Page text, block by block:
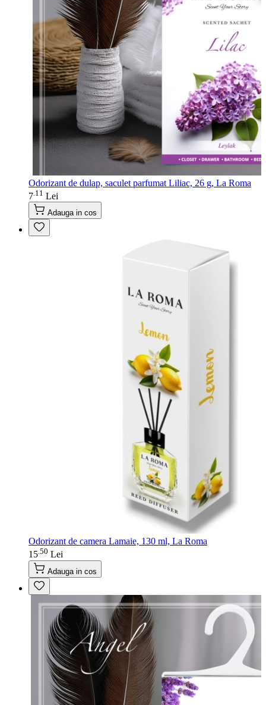
Odorizant de dulap, saculet parfumat Liliac, 26 g, La Roma
7 11 Lei
Adauga in cos
Odorizant de camera Lamaie, 130 ml, La Roma
15 50 Lei
Adauga in cos